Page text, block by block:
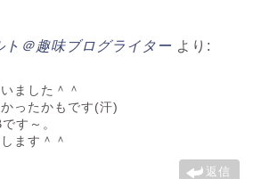
ト＠趣味ブログライター より:
ました＾＾
ったかもです(汗)
す～。
ます＾＾
返信